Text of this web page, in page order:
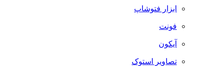
ابزار فتوشاپ
فونت
آیکون
تصاویر استوک